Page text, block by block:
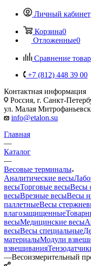
Личный кабинет
Корзина0
Отложенные0
Сравнение
+7 (812) 448 39 00
Контактная информация
Россия, г. Санкт-
ул. Малая
info@etalon.su
Главная
—
Каталог
—
Весовые терминалы
Аналитические весы
весыТорговые весыВесы
весыВрезные весыВесы
паллетныеВесы
влагозащищенные
весыМедицинские весы
весыВесы специальные
материалыМодули
взвешивания
—Весоизмерительный